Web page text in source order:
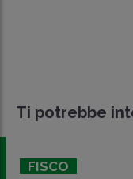
Ti potrebbe
FISCO